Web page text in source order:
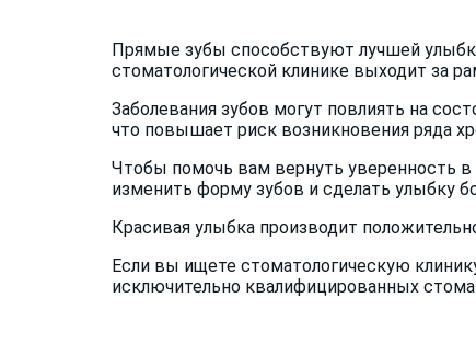
Прямые зубы способствуют лучшей
стоматологической клинике выходит за
Заболевания зубов могут повлиять на
что повышает риск возникновения ряда
Чтобы помочь вам вернуть уверенность
изменить форму зубов и сделать улыбку
Красивая улыбка производит
Если вы ищете стоматологическую
исключительно квалифицированных